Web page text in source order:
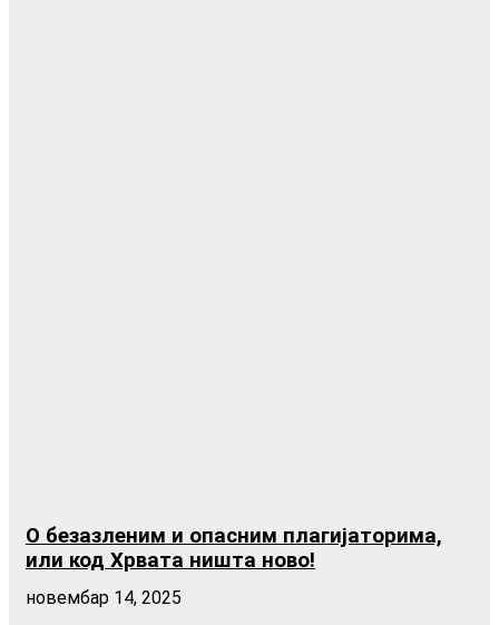
О безазленим и опасним плагијаторима,
или код Хрвата ништа ново!
новембар 14, 2025